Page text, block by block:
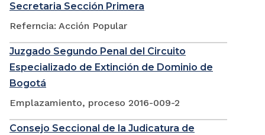
Secretaria Sección Primera
Referncia: Acción Popular
Juzgado Segundo Penal del Circuito
Especializado de Extinción de Dominio de
Bogotá
Emplazamiento, proceso 2016-009-2
Consejo Seccional de la Judicatura de